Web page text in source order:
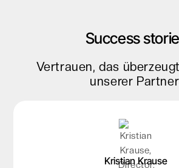
Success
Vertrauen, das
unserer
Klaus Brennscheidt
Kristian Krause